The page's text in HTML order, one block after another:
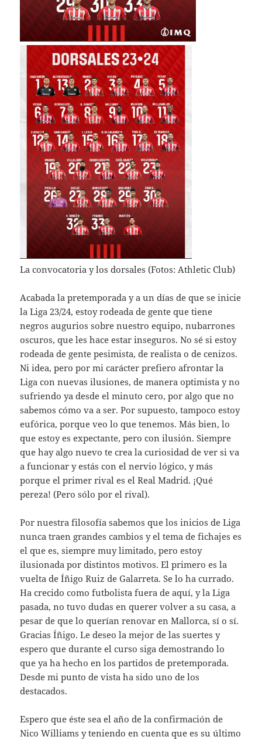
La convocatoria y los dorsales (Fotos: Athletic Club)
Acabada la pretemporada y a un días de que se inicie
la Liga 23/24, estoy rodeada de gente que tiene
negros augurios sobre nuestro equipo, nubarrones
oscuros, que les hace estar inseguros. No sé si estoy
rodeada de gente pesimista, de realista o de cenizos.
Ni idea, pero por mi carácter prefiero afrontar la
Liga con nuevas ilusiones, de manera optimista y no
sufriendo ya desde el minuto cero, por algo que no
sabemos cómo va a ser. Por supuesto, tampoco estoy
eufórica, porque veo lo que tenemos. Más bien, lo
que estoy es expectante, pero con ilusión. Siempre
que hay algo nuevo te crea la curiosidad de ver si va
a funcionar y estás con el nervio lógico, y más
porque el primer rival es el Real Madrid. ¡Qué
pereza! (Pero sólo por el rival).
Por nuestra filosofía sabemos que los inicios de Liga
nunca traen grandes cambios y el tema de fichajes es
el que es, siempre muy limitado, pero estoy
ilusionada por distintos motivos. El primero es la
vuelta de Íñigo Ruiz de Galarreta. Se lo ha currado.
Ha crecido como futbolista fuera de aquí, y la Liga
pasada, no tuvo dudas en querer volver a su casa, a
pesar de que lo querían renovar en Mallorca, sí o sí.
Gracias Íñigo. Le deseo la mejor de las suertes y
espero que durante el curso siga demostrando lo
que ya ha hecho en los partidos de pretemporada.
Desde mi punto de vista ha sido uno de los
destacados.
Espero que éste sea el año de la confirmación de
Nico Williams y teniendo en cuenta que es su último